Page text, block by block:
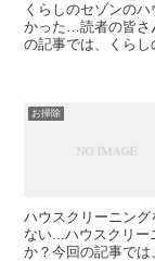
くらしのセゾンの
かった…読者の皆さ
の記事では、くら
お掃除
ハウスクリーニン
ない...ハウスクリー
か？今回の記事では